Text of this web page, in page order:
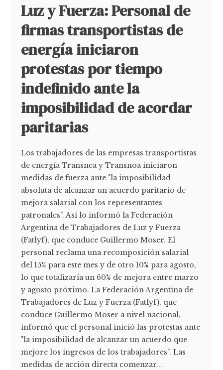
Luz y Fuerza: Personal de
firmas transportistas de
energía iniciaron
protestas por tiempo
indefinido ante la
imposibilidad de acordar
paritarias
Los trabajadores de las empresas transportistas
de energía Transnea y Transnoa iniciaron
medidas de fuerza ante "la imposibilidad
absoluta de alcanzar un acuerdo paritario de
mejora salarial con los representantes
patronales". Así lo informó la Federación
Argentina de Trabajadores de Luz y Fuerza
(Fatlyf), que conduce Guillermo Moser. El
personal reclama una recomposición salarial
del 15% para este mes y de otro 10% para agosto,
lo que totalizaría un 60% de mejora entre marzo
y agosto próximo. La Federación Argentina de
Trabajadores de Luz y Fuerza (Fatlyf), que
conduce Guillermo Moser a nivel nacional,
informó que el personal inició las protestas ante
"la imposibilidad de alcanzar un acuerdo que
mejore los ingresos de los trabajadores". Las
medidas de acción directa comenzar...